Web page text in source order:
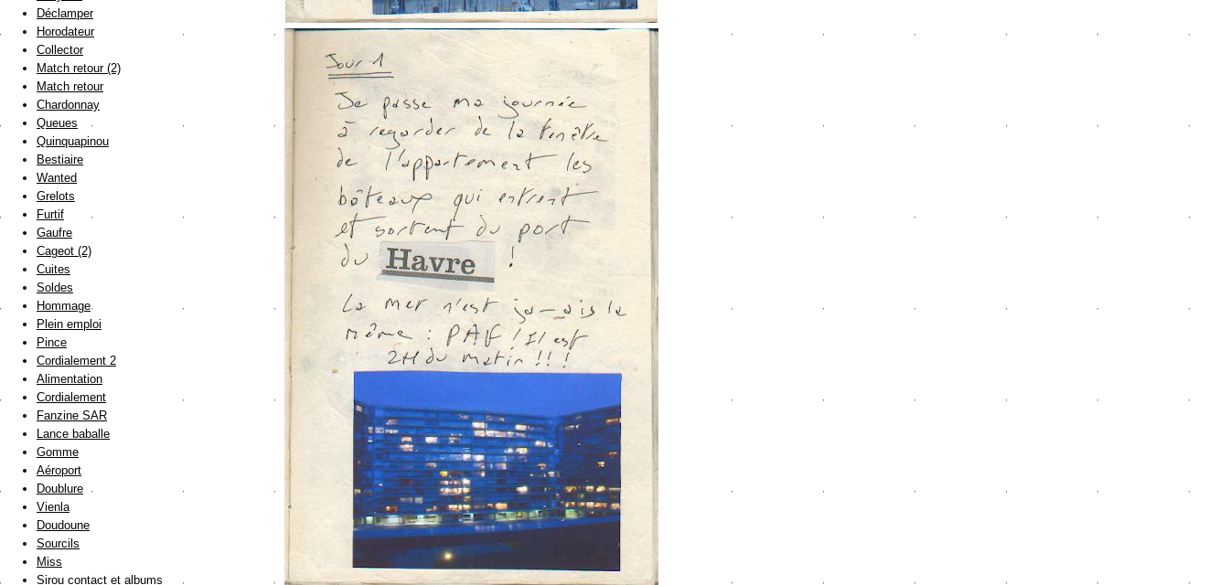
Déclamper
Horodateur
Collector
Match retour (2)
Match retour
Chardonnay
Queues
Quinquapinou
Bestiaire
Wanted
Grelots
Furtif
Gaufre
Cageot (2)
Cuites
Soldes
Hommage
Plein emploi
Pince
Cordialement 2
Alimentation
Cordialement
Fanzine SAR
Lance baballe
Gomme
Aéroport
Doublure
Vienla
Doudoune
Sourcils
Miss
Sirou contact et albums